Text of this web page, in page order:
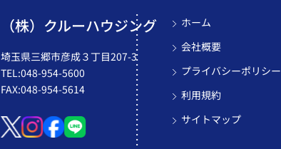
（株）クルーハウジング
埼玉県三郷市彦成３丁目207-3
TEL:048-954-5600
FAX:048-954-5614
ホーム
会社概要
プライバシーポリシー
利用規約
サイトマップ